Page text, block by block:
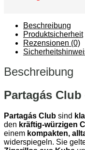
Beschreibung
Produktsicherheit
Rezensionen (0)
Beschreibung
Partagás
Partagás Club sind
den kräftig-würzigen
einem kompakten,
widerspiegeln. Sie